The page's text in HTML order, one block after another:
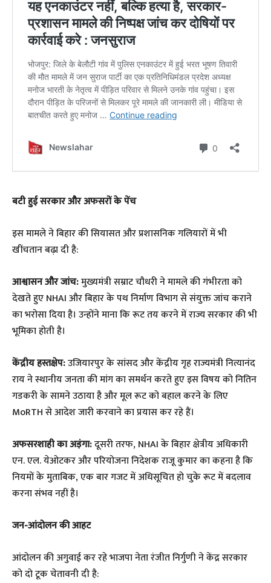
​बटी हुई सरकार और अफसरों के पेंच
​इस मामले ने बिहार की सियासत और प्रशासनिक गलियारों में भी
खींचतान बढ़ा दी है:
आश्वासन और जांच:मुख्यमंत्री सम्राट चौधरी ने मामले की गंभीरता को
देखते हुए NHAI और बिहार के पथ निर्माण विभाग से संयुक्त जांच कराने
का भरोसा दिया है। उन्होंने माना कि रूट तय करने में राज्य सरकार की भी
भूमिका होती है।
केंद्रीय हस्तक्षेप:उजियारपुर के सांसद और केंद्रीय गृह राज्यमंत्री नित्यानंद
राय ने स्थानीय जनता की मांग का समर्थन करते हुए इस विषय को नितिन
गडकरी के सामने उठाया है और मूल रूट को बहाल करने के लिए
MoRTH से आदेश जारी करवाने का प्रयास कर रहे हैं।
अफसरशाही का अड़ंगा:दूसरी तरफ, NHAI के बिहार क्षेत्रीय अधिकारी
एन. एल. येओटकर और परियोजना निदेशक राजू कुमार का कहना है कि
नियमों के मुताबिक, एक बार गजट में अधिसूचित हो चुके रूट में बदलाव
करना संभव नहीं है।
जन-आंदोलन की आहट
​आंदोलन की अगुवाई कर रहे भाजपा नेता रंजीत निर्गुणी ने केंद्र सरकार
को दो टूक चेतावनी दी है: